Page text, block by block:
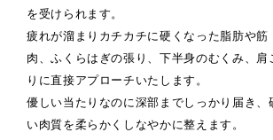
を受けられます。
疲れが溜まりカチカチに硬くなった脂肪や筋
肉、ふくらはぎの張り、下半身のむくみ、肩
りに直接アプローチいたします。
優しい当たりなのに深部までしっかり届き、
い肉質を柔らかくしなやかに整えます。